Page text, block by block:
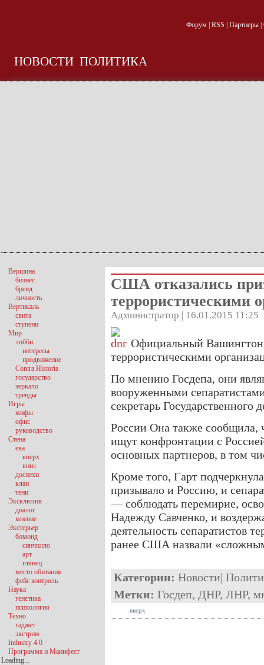
Форум| RSS Партнеры|
НОВОСТИ ПОЛИТИКА
США отказались
террористическими
Администратор | 16.01.2015 11:25
Официальный Вашингтон
террористическими
По мнению Госдепа, они
вооруженными
секретарь
России Она также
ищут конфронтации с
основных партнеров, в том
Кроме того, Гарт
призывало и Россию, и
— соблюдать перемирие,
Надежду Савченко, и
деятельность сепаратистов
ранее США назвали
Категории: Новости|
Метки: Госдеп, ДНР, ЛНР,
вверх
Вершина
бизнес
бренд
личность
Вертикаль
свита
ступени
Мир
лобби
интересы
продвижение
Contra Historia
государство
зеркало
тренды
Игры
мифы
офис
руководство
Стена
ева
вверх
вниз
доспехи
клан
тени
Эксклюзив
диалог
мнение
Экстерьер
бомонд
синчилло
арт
глянец
место обитания
фейс контроль
Наука
генетика
психология
Техно
гаджет
экстрим
Industry 4.0
Программа и Манифест
Loading...